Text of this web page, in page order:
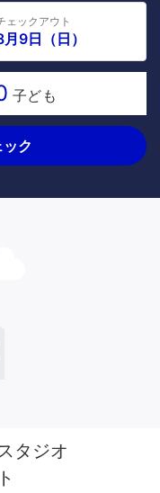
ェックアウト
月9日（日）
子ども
ク
タジオ